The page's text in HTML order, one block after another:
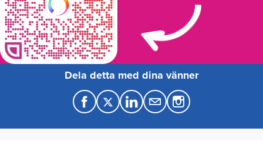
Dela detta med dina vänner
F
a
T
w
L
i
M
a